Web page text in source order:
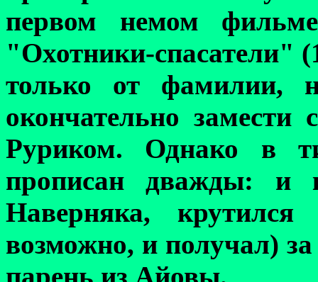
первом немом
"Охотники-спасатели"
только от фамилии,
окончательно
Руриком. Однако в
прописан дважды:
Наверняка,
возможно, и получал)
парень из Айовы.